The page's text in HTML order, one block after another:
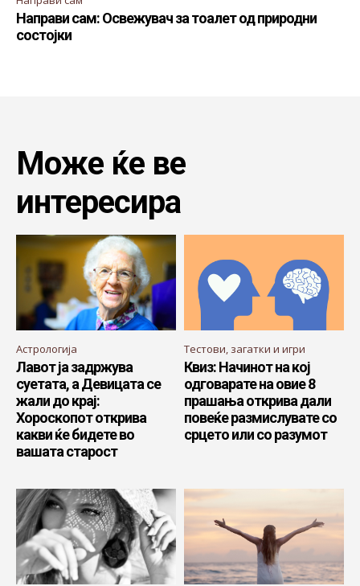
Направи сам: Освежувач за тоалет од природни
состојки
Може ќе ве
интересира
Астрологија
Лавот ја задржува
суетата, а Девицата се
жали до крај:
Хороскопот открива
какви ќе бидете во
вашата старост
Тестови, загатки и игри
Квиз: Начинот на кој
одговарате на овие 8
прашања открива дали
повеќе размислувате со
срцето или со разумот